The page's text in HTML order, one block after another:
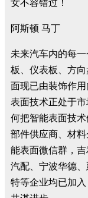
阿斯顿 马丁
未来汽车内的每
板、仪表板、方
面现已由装饰作
表面技术正处于
何把智能表面技
部件供应商、材
能表面微信群，
汽配、宁波华德
特等企业均已加